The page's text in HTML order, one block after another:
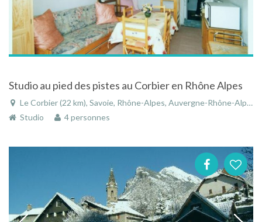
Studio au pied des pistes au Corbier en Rhône Alpes
Le Corbier (22 km), Savoie, Rhône-Alpes, Auvergne-Rhône-Alpes, France
Studio
4 personnes